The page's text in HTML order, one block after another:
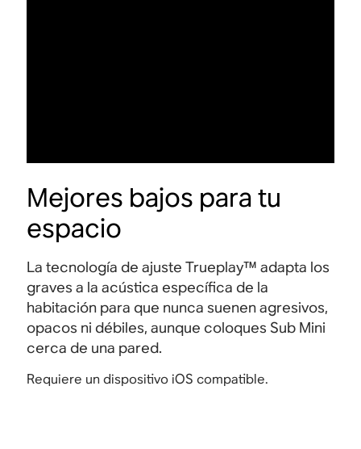
Mejores bajos para tu
espacio
La tecnología de ajuste Trueplay™ adapta los
graves a la acústica específica de la
habitación para que nunca suenen agresivos,
opacos ni débiles, aunque coloques Sub Mini
cerca de una pared.
Requiere un dispositivo iOS compatible.